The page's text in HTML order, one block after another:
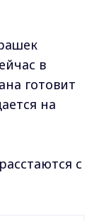
в
готовит
на
с